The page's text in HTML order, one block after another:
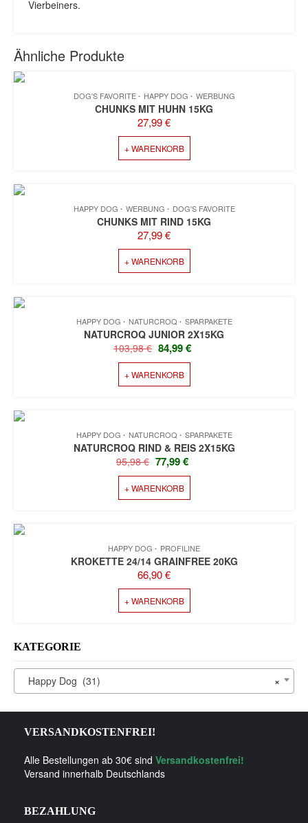
Vierbeiners.
Ähnliche Produkte
DOG'S FAVORITE HAPPY DOG WERBUNG
CHUNKS MIT HUHN 15KG
27,99€
+ WARENKORB
HAPPY DOG WERBUNG DOG'S FAVORITE
CHUNKS MIT RIND 15KG
27,99€
+ WARENKORB
HAPPY DOG NATURCROQ SPARPAKETE
NATURCROQ JUNIOR 2X15KG
103,98€ URSPRÜNGLICHER
PREIS
WAR:
103,98 €
84,99€
+ WARENKORB
HAPPY DOG NATURCROQ SPARPAKETE
NATURCROQ RIND & REIS 2X15KG
95,98€ URSPRÜNGLICHER
PREIS
WAR:
95,98 €
77,99€
+ WARENKORB
HAPPY DOG PROFILINE
KROKETTE 24/14 GRAINFREE 20KG
66,90€
+ WARENKORB
KATEGORIE
×
Happy Dog (31)
VERSANDKOSTENFREI!
Alle Bestellungen ab 30€ sind Versandkostenfrei!
Versand innerhalb Deutschlands
BEZAHLUNG